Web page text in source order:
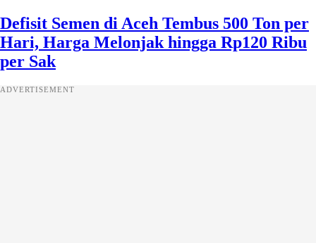
Defisit Semen di Aceh Tembus 500 Ton per
Hari, Harga Melonjak hingga Rp120 Ribu
per Sak
ADVERTISEMENT